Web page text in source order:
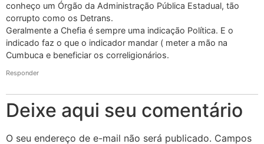
conheço um Órgão da Administração Pública Estadual, tão
corrupto como os Detrans.
Geralmente a Chefia é sempre uma indicação Política. E o
indicado faz o que o indicador mandar ( meter a mão na
Cumbuca e beneficiar os correligionários.
Responder
Deixe aqui seu comentário
O seu endereço de e-mail não será publicado. Campos